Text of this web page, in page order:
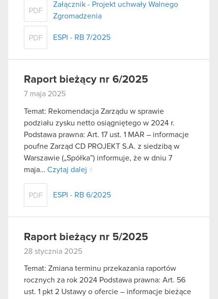
PDF
Załącznik - Projekt uchwały Walnego
Zgromadzenia
PDF ESPI - RB 7/2025
Raport bieżący nr 6/2025
7 maja 2025
Temat: Rekomendacja Zarządu w sprawie
podziału zysku netto osiągniętego w 2024 r.
Podstawa prawna: Art. 17 ust. 1 MAR – informacje
poufne Zarząd CD PROJEKT S.A. z siedzibą w
Warszawie („Spółka”) informuje, że w dniu 7
maja… Czytaj dalej
PDF ESPI - RB 6/2025
Raport bieżący nr 5/2025
28 stycznia 2025
Temat: Zmiana terminu przekazania raportów
rocznych za rok 2024 Podstawa prawna: Art. 56
ust. 1 pkt 2 Ustawy o ofercie – informacje bieżące